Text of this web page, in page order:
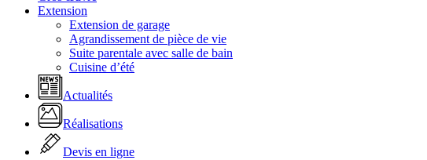
Extension
Extension de garage
Agrandissement de pièce de vie
Suite parentale avec salle de bain
Cuisine d’été
Actualités
Réalisations
Devis en ligne